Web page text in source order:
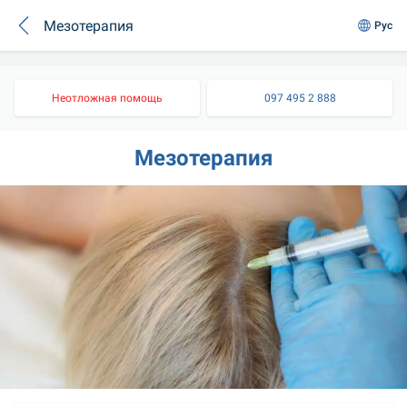
Мезотерапия Рус
Неотложная помощь 097 495 2 888
Мезотерапия